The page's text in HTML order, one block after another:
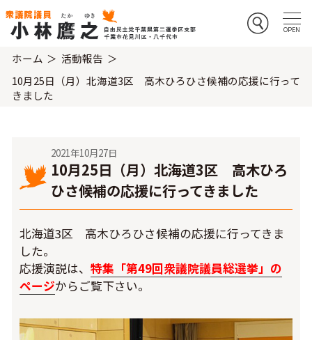
ホーム
活動報告
10月25日（月）北海道3区 高木ひろひさ候補の応援に行って
きました
2021年10月27日
10月25日（月）北海道3区 高木ひろ
ひさ候補の応援に行ってきました
北海道3区 高木ひろひさ候補の応援に行ってきま
した。
応援演説は、 特集「第49回衆議院議員総選挙」の
ページからご覧下さい。